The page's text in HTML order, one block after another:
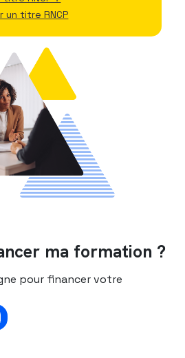
un titre RNCP
ma formation ?
pour financer votre